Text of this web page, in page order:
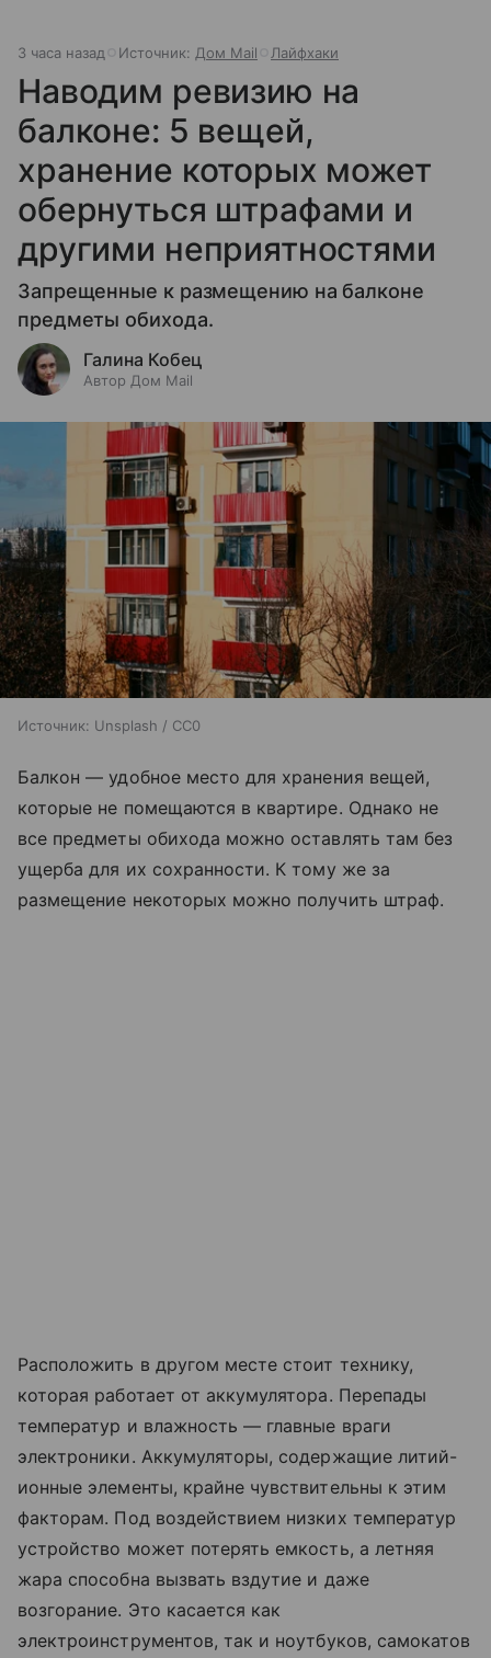
3 часа назад Источник: Дом Mail Лайфхаки
Наводим ревизию на
балконе: 5 вещей,
хранение которых может
обернуться штрафами и
другими неприятностями
Запрещенные к размещению на балконе
предметы обихода.
Галина Кобец
Автор Дом Mail
Источник: Unsplash / CC0
Балкон — удобное место для хранения вещей,
которые не помещаются в квартире. Однако не
все предметы обихода можно оставлять там без
ущерба для их сохранности. К тому же за
размещение некоторых можно получить штраф.
Расположить в другом месте стоит технику,
которая работает от аккумулятора. Перепады
температур и влажность — главные враги
электроники. Аккумуляторы, содержащие литий-
ионные элементы, крайне чувствительны к этим
факторам. Под воздействием низких температур
устройство может потерять емкость, а летняя
жара способна вызвать вздутие и даже
возгорание. Это касается как
электроинструментов, так и ноутбуков, самокатов